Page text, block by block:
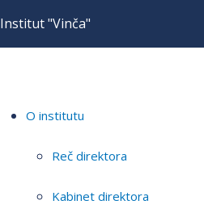
Institut "Vinča"
O institutu
Reč direktora
Kabinet direktora